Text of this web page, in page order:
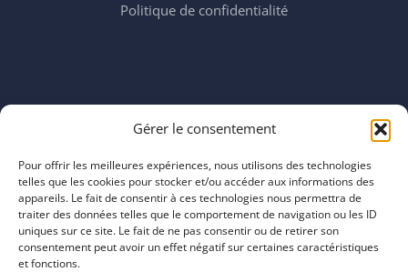
Gérer le consentement
Pour offrir les meilleures expériences, nous utilisons des technologies
telles que les cookies pour stocker et/ou accéder aux informations des
appareils. Le fait de consentir à ces technologies nous permettra de
traiter des données telles que le comportement de navigation ou les ID
uniques sur ce site. Le fait de ne pas consentir ou de retirer son
consentement peut avoir un effet négatif sur certaines caractéristiques
et fonctions.
Politique de confidentialité
mardi 11:00–23:00
jeudi 11:00–23:00
vendredi 11:00–23:00
samedi 11:00–20:00
dimanche 11:00–20:00